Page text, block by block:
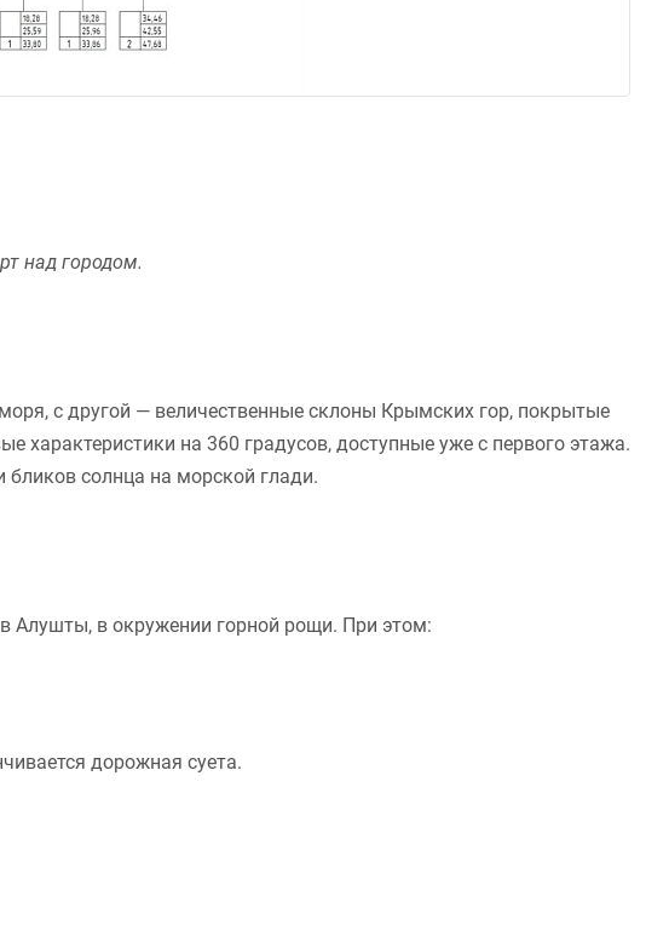
над городом.
с другой — величественные склоны Крымских гор, покрытые
характеристики на 360 градусов, доступные уже с первого этажа.
бликов солнца на морской глади.
Алушты, в окружении горной рощи. При этом:
дорожная суета.